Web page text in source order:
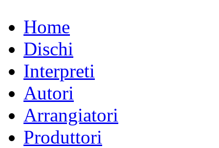
Home
Dischi
Interpreti
Autori
Arrangiatori
Produttori